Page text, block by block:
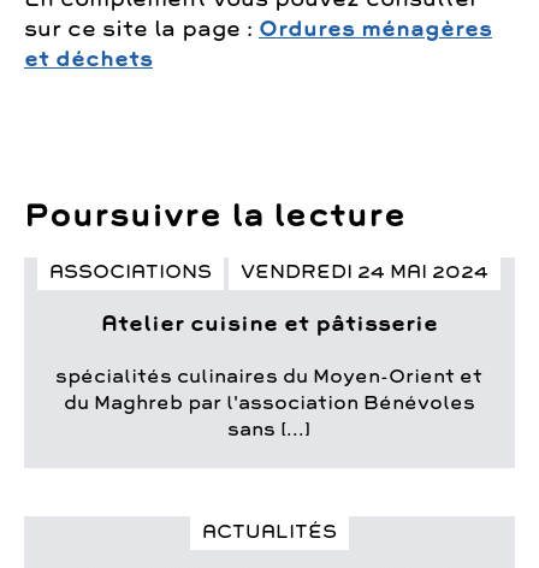
sur ce site la page : Ordures ménagères
et déchets
Poursuivre la lecture
ASSOCIATIONS VENDREDI 24 MAI 2024
Atelier cuisine et pâtisserie
spécialités culinaires du Moyen-Orient et
du Maghreb par l'association Bénévoles
sans [...]
ACTUALITÉS